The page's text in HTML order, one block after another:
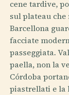
cene tardive,
sul plateau
Barcellona
facciate
passeggiata.
paella, non la
Córdoba
piastrellati e la